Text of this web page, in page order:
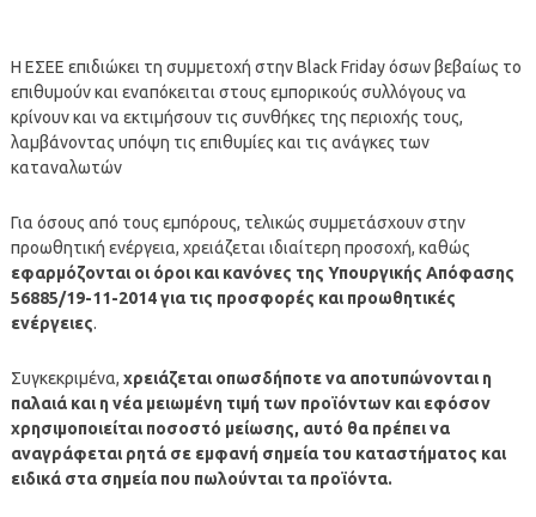
Η ΕΣΕΕ επιδιώκει τη συμμετοχή στην Black Friday όσων βεβαίως το
επιθυμούν και εναπόκειται στους εμπορικούς συλλόγους να
κρίνουν και να εκτιμήσουν τις συνθήκες της περιοχής τους,
λαμβάνοντας υπόψη τις επιθυμίες και τις ανάγκες των
καταναλωτών
Για όσους από τους εμπόρους, τελικώς συμμετάσχουν στην
προωθητική ενέργεια, χρειάζεται ιδιαίτερη προσοχή, καθώς
εφαρμόζονται οι όροι και κανόνες της Υπουργικής Απόφασης
56885/19-11-2014 για τις προσφορές και προωθητικές
ενέργειες.
Συγκεκριμένα, χρειάζεται οπωσδήποτε να αποτυπώνονται η
παλαιά και η νέα μειωμένη τιμή των προϊόντων και εφόσον
χρησιμοποιείται ποσοστό μείωσης, αυτό θα πρέπει να
αναγράφεται ρητά σε εμφανή σημεία του καταστήματος και
ειδικά στα σημεία που πωλούνται τα προϊόντα.